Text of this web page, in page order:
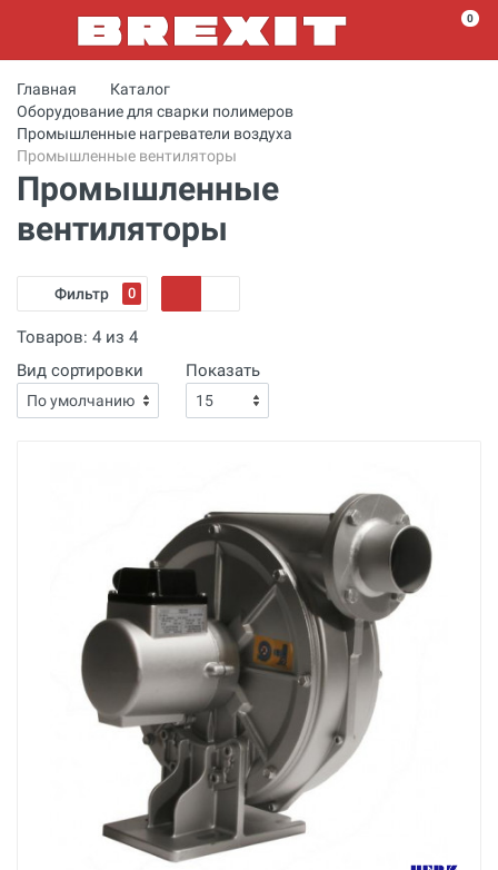
0
Главная
Каталог
Оборудование для сварки полимеров
Промышленные нагреватели воздуха
Промышленные вентиляторы
Промышленные
вентиляторы
Фильтр 0
Товаров: 4 из 4
Вид сортировки
Показать